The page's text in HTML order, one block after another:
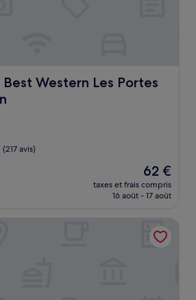
Western Les Portes
Western Les Portes de Montauban
(217 avis)
Le
nouveau
prix
de
62 €
62 €
taxes et frais compris
16 août - 17 août